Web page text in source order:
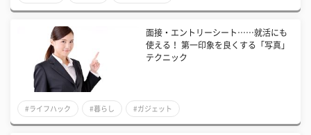
面接・エントリーシート……就活にも
使える！ 第一印象を良くする「写真」
テクニック
#ライフハック #暮らし #ガジェット